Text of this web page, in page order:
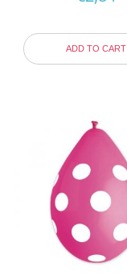
ADD TO CART